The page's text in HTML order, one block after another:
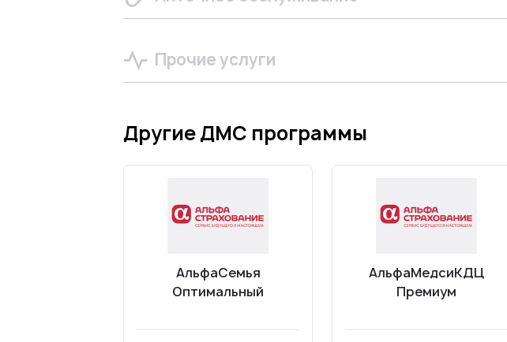
Прочие услуги
Другие ДМС программы
АльфаСемья
Оптимальный
АльфаМедсиКДЦ
Премиум